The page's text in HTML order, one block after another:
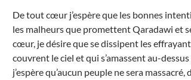
De tout cœur j’espère que les bonnes
les malheurs que promettent Qaradawi et
cœur, je désire que se dissipent les
couvrent le ciel et qui s’amassent au-
j’espère qu’aucun peuple ne sera